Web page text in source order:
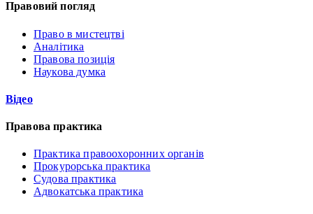
Правовий погляд
Право в мистецтві
Аналітика
Правова позиція
Наукова думка
Відео
Правова практика
Практика правоохоронних органів
Прокурорська практика
Судова практика
Адвокатська практика